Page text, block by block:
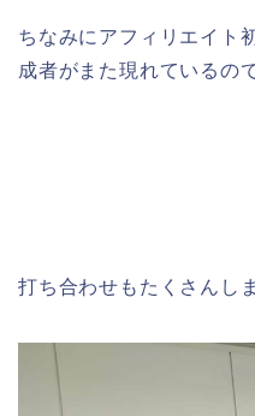
ちなみにアフィリエイト
成者がまた現れているの
打ち合わせもたくさんし